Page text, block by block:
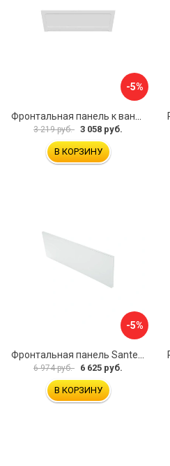
-5%
3 219 руб. 3 058 руб.
В КОРЗИНУ
-5%
6 974 руб. 6 625 руб.
В КОРЗИНУ